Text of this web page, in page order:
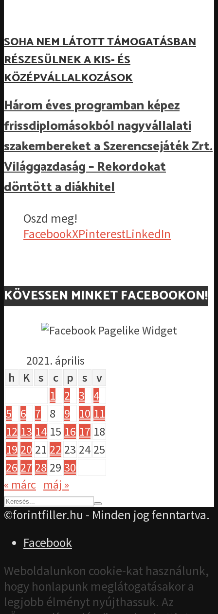
SOHA NEM LÁTOTT TÁMOGATÁSBAN
RÉSZESÜLNEK A KIS- ÉS
KÖZÉPVÁLLALKOZÁSOK
Három éves programban képez
frissdiplomásokból nagyvállalati
szakembereket a Szerencsejáték Zrt.
Világgazdaság – Rekordokat
döntött a diákhitel
Oszd meg!
FacebookXPinterestLinkedIn
KÖVESSEN MINKET FACEBOOKON!
2021. április
h
K s c p s
v
1
2 3
4
5
6 7 8 9 10 11
12 13 14 15 16 17 18
19 20 21 22 23 24 25
26 27 28 29 30
« márc máj »
©forintfiller.hu - Minden jog fenntartva.
Facebook
Weboldalunkon cookie-kat használunk,
hogy honlapunk meglátogatásakor a
legjobb élményt nyújthassuk. Az